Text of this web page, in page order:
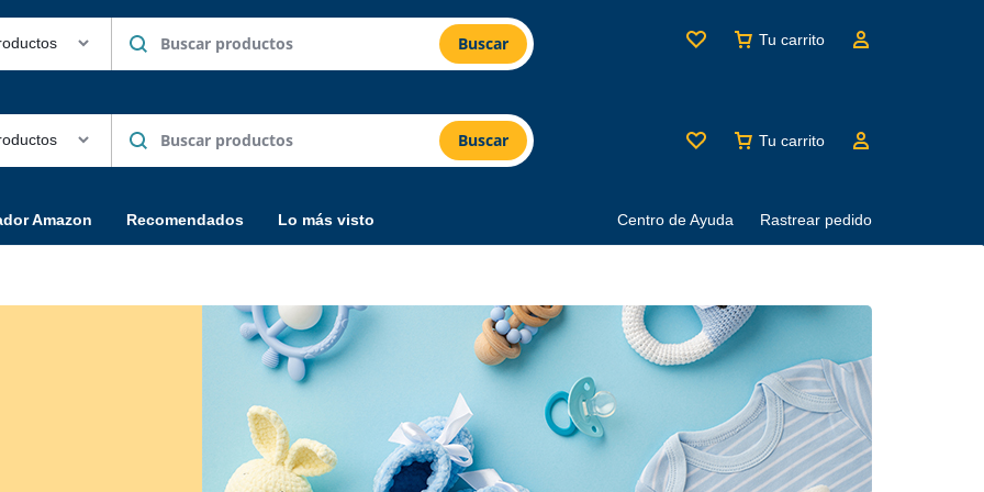
Buscar Tu carrito
Amazon Recomendados Lo más visto Centro de Ayuda Rastrear pedido
Buscar Tu carrito